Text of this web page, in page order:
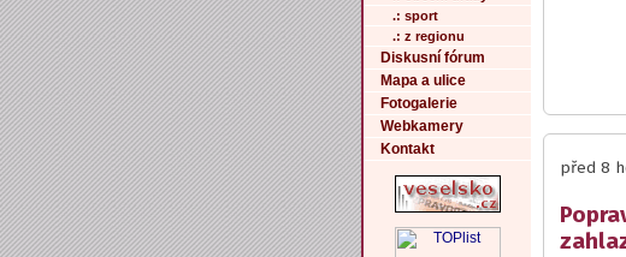
.: sport
.: z regionu
Diskusní fórum
Mapa a ulice
Fotogalerie
Webkamery
Kontakt
před 8